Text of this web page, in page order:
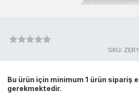
SKU:
Bu ürün için minimum 1 ürün sipariş
gerekmektedir.